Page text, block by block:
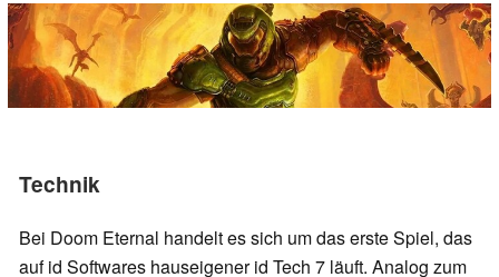
Technik
Bei Doom Eternal handelt es sich um das erste Spiel, das
auf id Softwares hauseigener id Tech 7 läuft. Analog zum